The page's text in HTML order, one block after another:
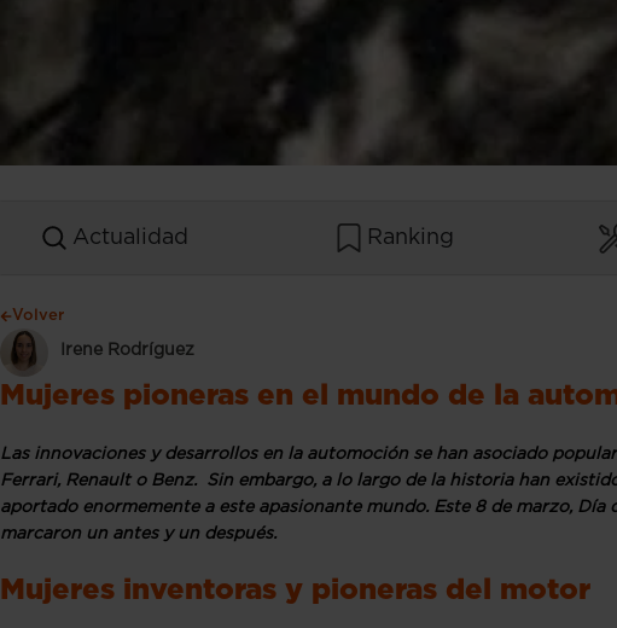
Actualidad Ranking
Volver
Irene Rodríguez
Mujeres pioneras en el mundo de la
Las innovaciones y desarrollos en la automoción se han asociado
Ferrari, Renault o Benz. Sin embargo, a lo largo de la historia han
aportado enormemente a este apasionante mundo. Este 8 de marzo, Día
marcaron un antes y un después.
Mujeres inventoras y pioneras del motor